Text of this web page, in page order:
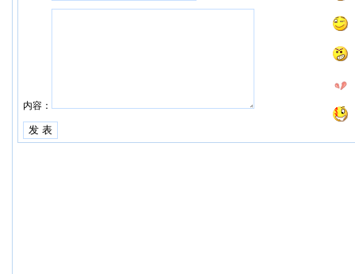
内容：